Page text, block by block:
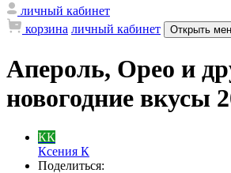
личный кабинет
корзина личный кабинет Открыть
Апероль, Орео и
новогодние вкусы
КК
Ксения К
Поделиться: